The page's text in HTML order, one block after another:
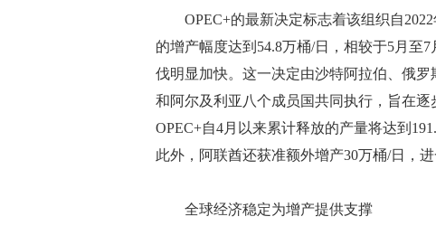
OPEC+的最新决定标志着该组织自2022
的增产幅度达到54.8万桶/日，相较于5月至
伐明显加快。这一决定由沙特阿拉伯、俄
和阿尔及利亚八个成员国共同执行，旨在逐
OPEC+自4月以来累计释放的产量将达到
此外，阿联酋还获准额外增产30万桶/日，
全球经济稳定为增产提供支撑